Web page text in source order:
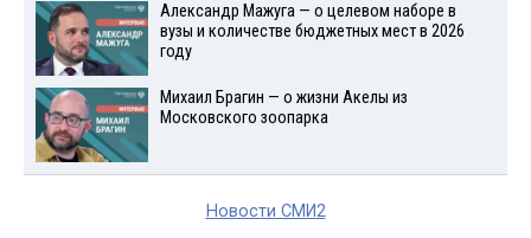
Александр Мажуга — о целевом наборе в
вузы и количестве бюджетных мест в 2026
году
Михаил Брагин — о жизни Акелы из
Московского зоопарка
Новости СМИ2